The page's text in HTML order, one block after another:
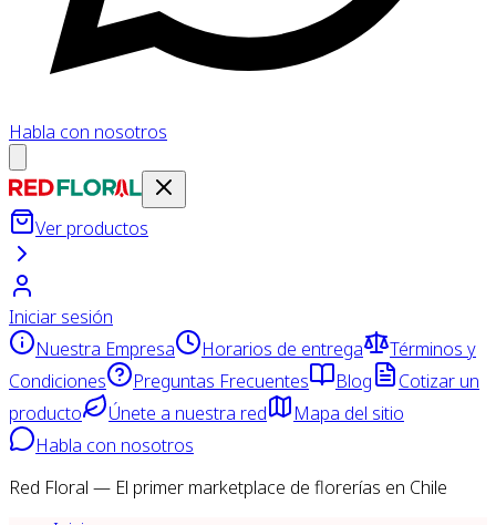
Habla con nosotros
Ver productos
Iniciar sesión
Nuestra Empresa
Horarios de entrega
Términos y
Condiciones
Preguntas Frecuentes Blog
Cotizar un
producto
Únete a nuestra red
Mapa del sitio
Habla con nosotros
Red Floral — El primer marketplace de florerías en Chile